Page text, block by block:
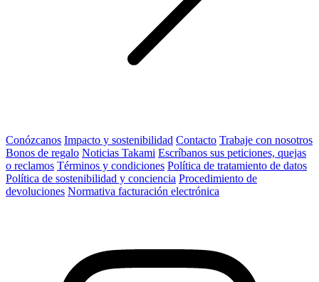
Conózcanos Impacto y sostenibilidad Contacto Trabaje con nosotros
Bonos de regalo Noticias Takami Escríbanos sus peticiones, quejas
o reclamos Términos y condiciones Política de tratamiento de datos
Política de sostenibilidad y conciencia Procedimiento de
devoluciones Normativa facturación electrónica